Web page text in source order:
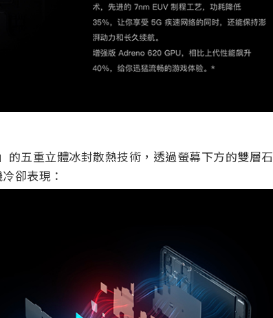
五重立體冰封散熱技術，透過螢幕下方的雙層石
卻表現：